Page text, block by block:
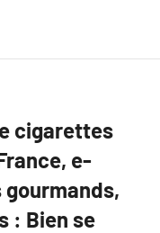
cigarettes
e-
: Bien se